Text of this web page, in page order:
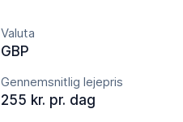
Valuta
GBP
Gennemsnitlig lejepris
255 kr. pr. dag